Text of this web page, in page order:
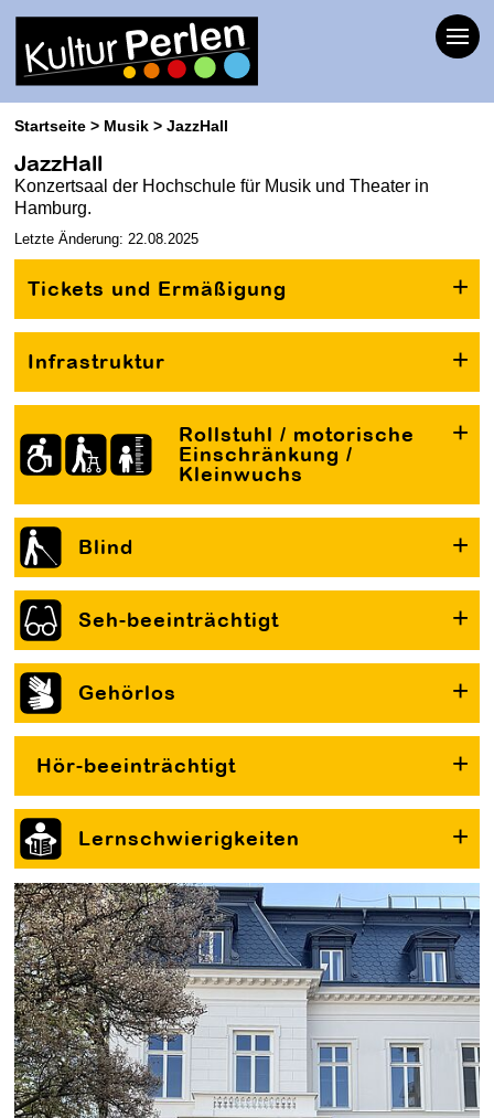
Startseite Musik JazzHall
JazzHall
Konzertsaal der Hochschule für Musik und Theater in
Hamburg.
Letzte Änderung: 22.08.2025
Tickets und Ermäßigung
Infrastruktur
Rollstuhl / motorische
Einschränkung /
Kleinwuchs
Blind
Seh-beeinträchtigt
Gehörlos
Hör-beeinträchtigt
Lernschwierigkeiten